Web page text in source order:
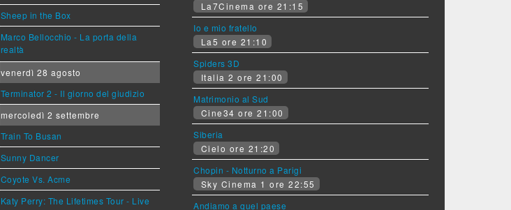
Sheep in the Box
Marco Bellocchio - La porta della
realtà
venerdì 28 agosto
Terminator 2 - Il giorno del giudizio
mercoledì 2 settembre
Train To Busan
Sunny Dancer
Coyote Vs. Acme
Katy Perry: The Lifetimes Tour - Live
La7Cinema ore 21:15
Io e mio fratello
La5 ore 21:10
Spiders 3D
Italia 2 ore 21:00
Matrimonio al Sud
Cine34 ore 21:00
Siberia
Cielo ore 21:20
Chopin - Notturno a Parigi
Sky Cinema 1 ore 22:55
Andiamo a quel paese